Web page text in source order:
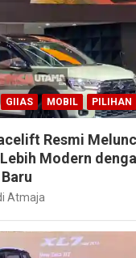
GIIAS MOBIL PILIHAN
Resmi
Modern
Atmaja